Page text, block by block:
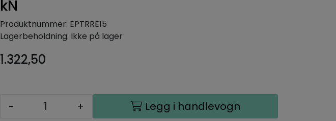
kN
Produktnummer: EPTRRE15
Lagerbeholdning: Ikke på lager
1.322,50
- +
Legg i handlevogn